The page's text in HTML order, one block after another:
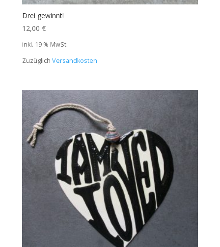
Drei gewinnt!
12,00 €
inkl. 19 % MwSt.
Zuzüglich Versandkosten